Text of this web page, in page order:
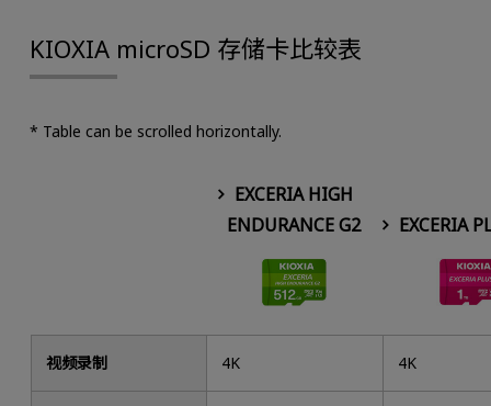
KIOXIA microSD 存储卡比较表
* Table can be scrolled horizontally.
EXCERIA HIGH
ENDURANCE G2
EXCERIA
视频录制 4K 4K